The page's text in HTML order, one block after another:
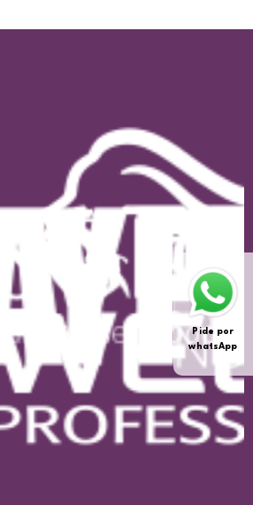
Pide por
whatsApp